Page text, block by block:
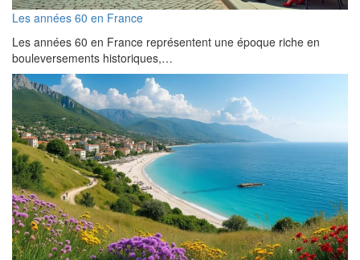
Les années 60 en France
Les années 60 en France représentent une époque riche en
bouleversements historiques,…